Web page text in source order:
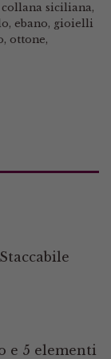
collana siciliana,
, ebano, gioielli
, ottone,
e 5 elementi